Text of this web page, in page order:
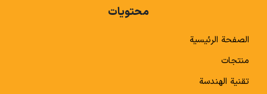
محتويات
الصفحة الرئيسية
منتجات
تقنية الهندسة